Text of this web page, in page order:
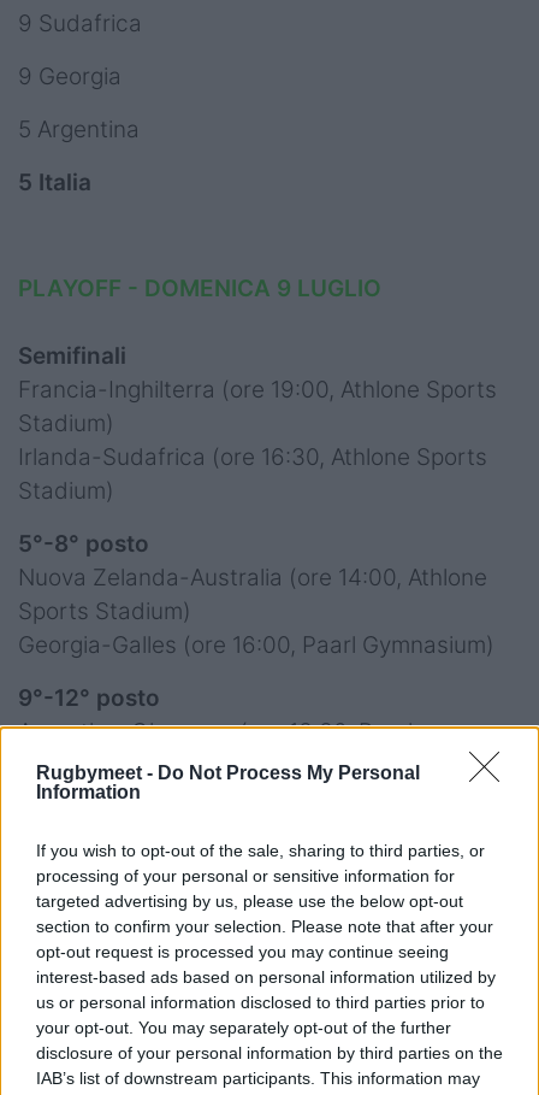
Rugbymeet - Do Not Process My Personal
Information
If you wish to opt-out of the sale, sharing to third parties, or
processing of your personal or sensitive information for
targeted advertising by us, please use the below opt-out
section to confirm your selection. Please note that after your
opt-out request is processed you may continue seeing
interest-based ads based on personal information utilized by
us or personal information disclosed to third parties prior to
your opt-out. You may separately opt-out of the further
disclosure of your personal information by third parties on the
IAB’s list of downstream participants. This information may
9 Sudafrica
9 Georgia
5 Argentina
5 Italia
PLAYOFF - DOMENICA 9 LUGLIO
Semifinali
Francia-Inghilterra (ore 19:00, Athlone Sports
Stadium)
Irlanda-Sudafrica (ore 16:30, Athlone Sports
Stadium)
5°-8° posto
Nuova Zelanda-Australia (ore 14:00, Athlone
Sports Stadium)
Georgia-Galles (ore 16:00, Paarl Gymnasium)
9°-12° posto
Argentina-Giappone (ore 13:30, Paarl
Gymnasium)
Italia-Fiji (ore 11:00, Paarl Gymnasium)